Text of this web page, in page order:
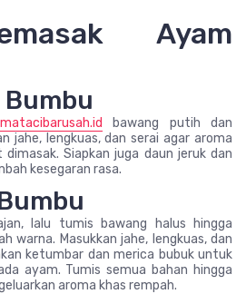
Ayam
Bumbu
bawang putih dan
jahe, lengkuas, dan serai agar aroma
Siapkan juga daun jeruk dan
kesegaran rasa.
lalu tumis bawang halus hingga
warna. Masukkan jahe, lengkuas, dan
ketumbar dan merica bubuk untuk
ayam. Tumis semua bahan hingga
aroma khas rempah.